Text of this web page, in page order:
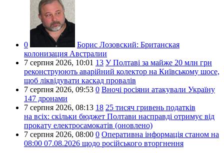
0 Борис Лозовский: Британская
колонизация Австралии
7 серпня 2026, 10:01 13 У Полтаві за майже 20 млн грн
реконструюють аварійний колектор на Київському шосе,
щоб ліквідувати каскад провалів
7 серпня 2026, 09:53 0 Вночі росіяни атакували Україну
147 дронами
7 серпня 2026, 08:13 18 25 тисяч гривень податків
на всіх: скільки бюджет Полтави насправді отримує від
прокату електросамокатів (оновлено)
7 серпня 2026, 08:00 0 Оперативна інформація станом на
08:00 07.08.2026 щодо російського вторгнення